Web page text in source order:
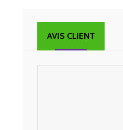
AVIS CLIENT